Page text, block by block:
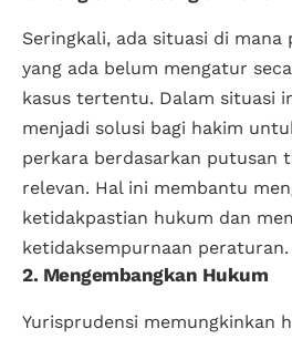
Seringkali, ada situasi di
yang ada belum mengatur
kasus tertentu. Dalam situasi
menjadi solusi bagi hakim
perkara berdasarkan putusan
relevan. Hal ini membantu
ketidakpastian hukum dan
ketidaksempurnaan peraturan.
2. Mengembangkan Hukum
Yurisprudensi memungkinkan